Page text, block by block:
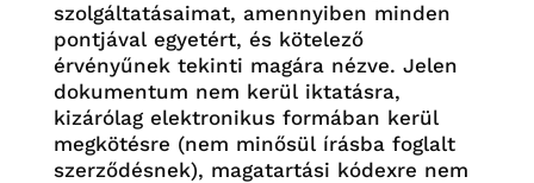
szolgáltatásaimat, amennyiben minden
pontjával egyetért, és kötelező
érvényűnek tekinti magára nézve. Jelen
dokumentum nem kerül iktatásra,
kizárólag elektronikus formában kerül
megkötésre (nem minősül írásba foglalt
szerződésnek), magatartási kódexre nem